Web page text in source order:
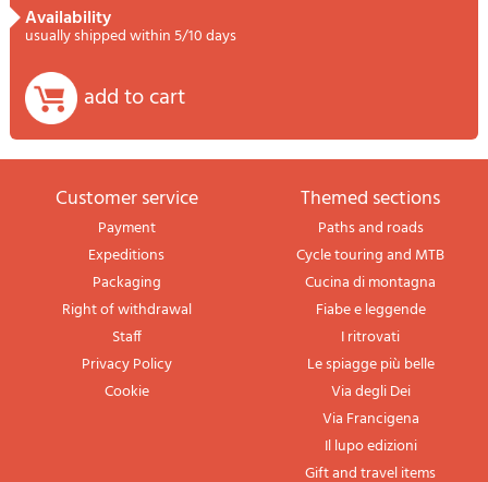
availability
usually shipped within 5/10 days
add to cart
Customer service
Payment
Expeditions
Packaging
Right of withdrawal
Staff
Privacy Policy
Cookie
themed sections
Paths and roads
Cycle touring and MTB
Cucina di montagna
Fiabe e leggende
I ritrovati
Le spiagge più belle
Via degli Dei
Via Francigena
Il lupo edizioni
Gift and travel items